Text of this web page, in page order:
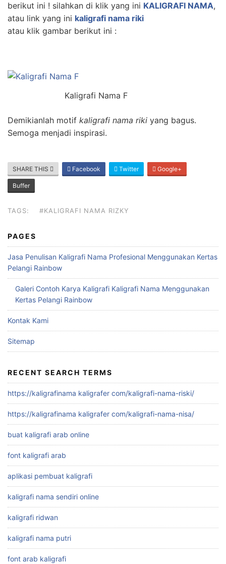
berikut ini ! silahkan di klik yang ini KALIGRAFI NAMA,
atau link yang ini kaligrafi nama riki
atau klik gambar berikut ini :
Kaligrafi Nama F
Demikianlah motif kaligrafi nama riki yang bagus.
Semoga menjadi inspirasi.
SHARE THIS Facebook Twitter Google+
Buffer
TAGS: #KALIGRAFI NAMA RIZKY
PAGES
Jasa Penulisan Kaligrafi Nama Profesional Menggunakan Kertas
Pelangi Rainbow
Galeri Contoh Karya Kaligrafi Kaligrafi Nama Menggunakan
Kertas Pelangi Rainbow
Kontak Kami
Sitemap
RECENT SEARCH TERMS
https://kaligrafinama kaligrafer com/kaligrafi-nama-riski/
https://kaligrafinama kaligrafer com/kaligrafi-nama-nisa/
buat kaligrafi arab online
font kaligrafi arab
aplikasi pembuat kaligrafi
kaligrafi nama sendiri online
kaligrafi ridwan
kaligrafi nama putri
font arab kaligrafi